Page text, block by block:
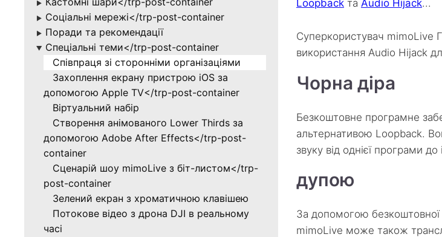
▶
▶ Соціальні мережі</trp-post-container
▶ Поради та рекомендації
▶
Спеціальні теми</trp-post-container
Співпраця зі сторонніми організаціями
Захоплення екрану пристрою iOS за
допомогою Apple TV</trp-post-container
Віртуальний набір
Створення анімованого Lower Thirds за
допомогою Adobe After Effects</trp-post-
container
Сценарій шоу mimoLive з біт-листом</trp-
post-container
Зелений екран з хроматичною клавішею
Потокове відео з дрона DJI в реальному
часі
Loopback та Audio Hijack...
Суперкористувач mimoLive
використання Audio Hijack
Чорна діра
Безкоштовне програмне
альтернативою Loopback.
звуку від однієї програми до
дупою
За допомогою
mimoLive може також